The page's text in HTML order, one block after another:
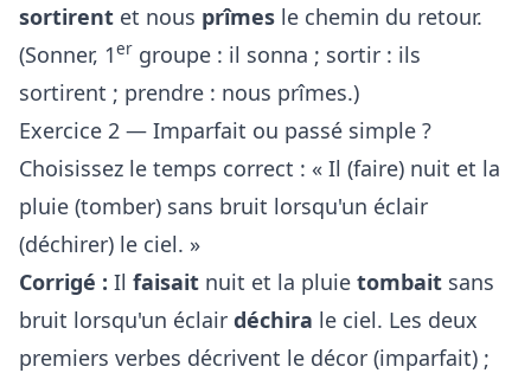
sortirent et nous prîmes le chemin du retour.
(Sonner, 1er groupe : il sonna ; sortir : ils
sortirent ; prendre : nous prîmes.)
Exercice 2 — Imparfait ou passé simple ?
Choisissez le temps correct : « Il (faire) nuit et la
pluie (tomber) sans bruit lorsqu'un éclair
(déchirer) le ciel. »
Corrigé : Il faisait nuit et la pluie tombait sans
bruit lorsqu'un éclair déchira le ciel. Les deux
premiers verbes décrivent le décor (imparfait) ;